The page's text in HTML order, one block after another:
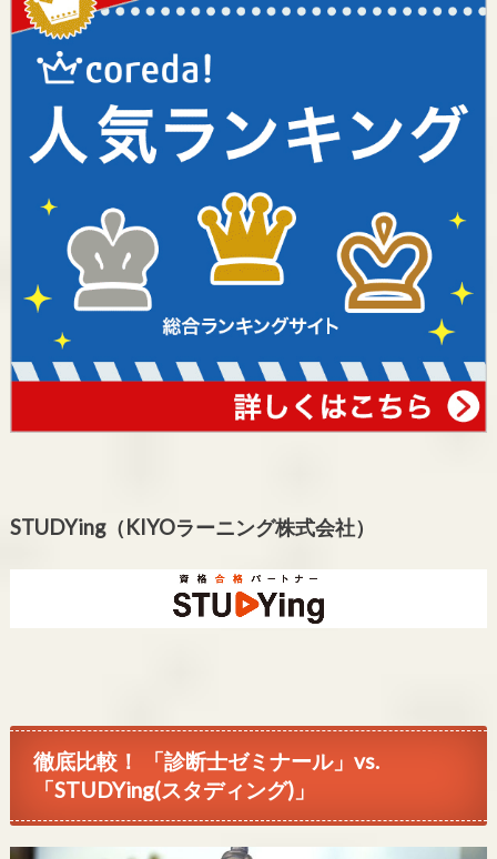
STUDYing（KIYOラーニング株式会社）
徹底比較！ 「診断士ゼミナール」vs.
「STUDYing(スタディング)」